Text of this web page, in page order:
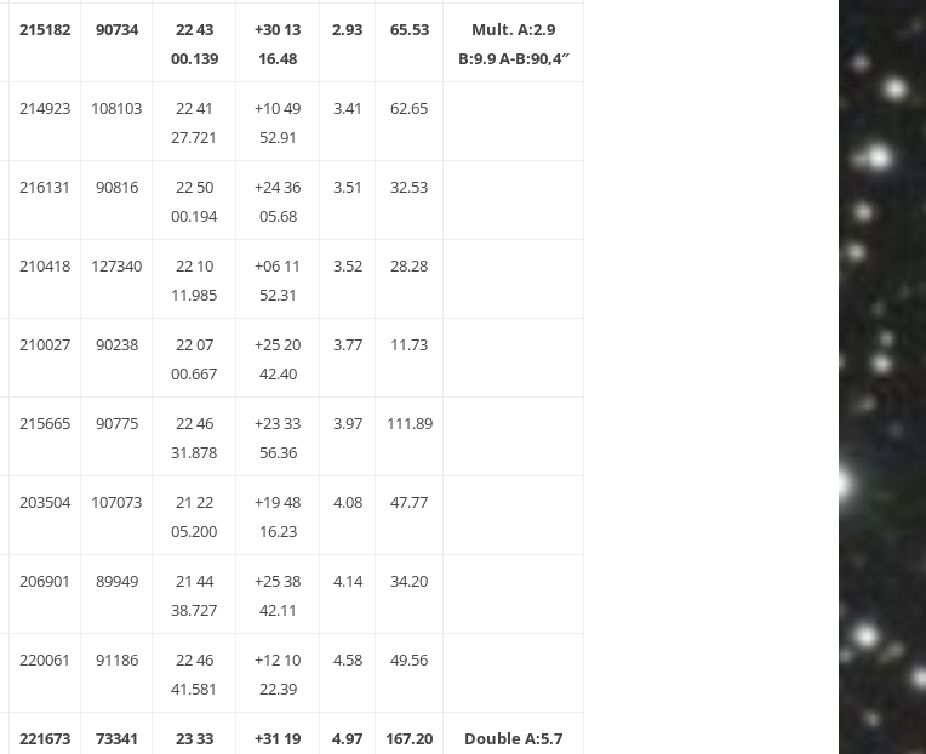
215182 90734
22 43
00.139
+30 13
16.48
2.93 65.53
Mult. A:2.9
B:9.9 A-B:90,4″
214923 108103
22 41
27.721
+10 49
52.91
3.41 62.65
216131 90816
22 50
00.194
+24 36
05.68
3.51 32.53
210418 127340
22 10
11.985
+06 11
52.31
3.52 28.28
210027 90238
22 07
00.667
+25 20
42.40
3.77 11.73
215665 90775
22 46
31.878
+23 33
56.36
3.97 111.89
203504 107073
21 22
05.200
+19 48
16.23
4.08 47.77
206901 89949
21 44
38.727
+25 38
42.11
4.14 34.20
220061 91186
22 46
41.581
+12 10
22.39
4.58 49.56
221673 73341
23 33
+31 19
4.97 167.20
Double A:5.7